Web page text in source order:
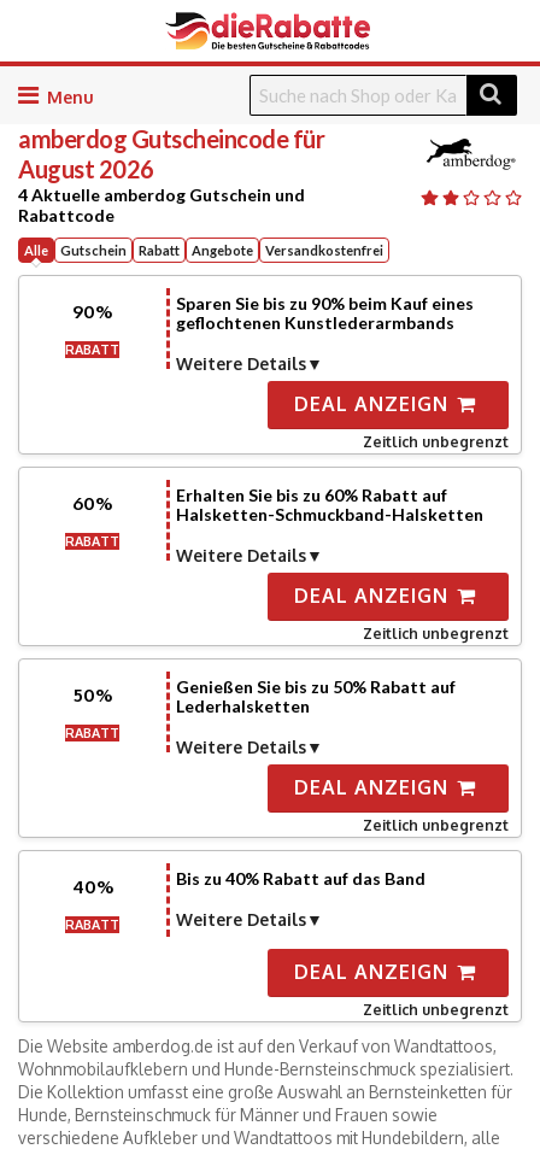
Skip
content
amberdog Gutscheincode für
August 2026
4 Aktuelle amberdog Gutschein und
Rabattcode
Alle Gutschein Rabatt Angebote Versandkostenfrei
90%
RABATT
Sparen Sie bis zu 90% beim Kauf eines
geflochtenen Kunstlederarmbands
Weitere Details
DEAL ANZEIGN
Zeitlich unbegrenzt
60%
RABATT
Erhalten Sie bis zu 60% Rabatt auf
Halsketten-Schmuckband-Halsketten
Weitere Details
DEAL ANZEIGN
Zeitlich unbegrenzt
50%
RABATT
Genießen Sie bis zu 50% Rabatt auf
Lederhalsketten
Weitere Details
DEAL ANZEIGN
Zeitlich unbegrenzt
40%
RABATT
Bis zu 40% Rabatt auf das Band
Weitere Details
DEAL ANZEIGN
Zeitlich unbegrenzt
Die Website amberdog.de ist auf den Verkauf von Wandtattoos,
Wohnmobilaufklebern und Hunde-Bernsteinschmuck spezialisiert.
Die Kollektion umfasst eine große Auswahl an Bernsteinketten für
Hunde, Bernsteinschmuck für Männer und Frauen sowie
verschiedene Aufkleber und Wandtattoos mit Hundebildern, alle